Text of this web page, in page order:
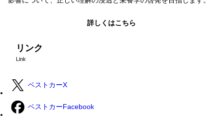
詳しくはこちら
リンク
Link
ベストカーX
ベストカーFacebook